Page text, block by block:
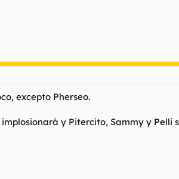
excepto Pherseo.
y Pitercito, Sammy y Pelli